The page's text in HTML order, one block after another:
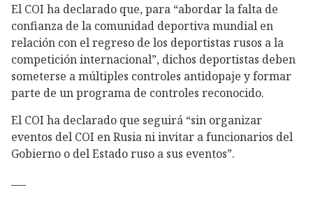
El COI ha declarado que, para “abordar la falta de
confianza de la comunidad deportiva mundial en
relación con el regreso de los deportistas rusos a la
competición internacional”, dichos deportistas deben
someterse a múltiples controles antidopaje y formar
parte de un programa de controles reconocido.
El COI ha declarado que seguirá “sin organizar
eventos del COI en Rusia ni invitar a funcionarios del
Gobierno o del Estado ruso a sus eventos”.